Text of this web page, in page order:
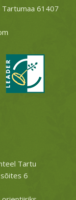
Tartumaa 61407
Tartu
6